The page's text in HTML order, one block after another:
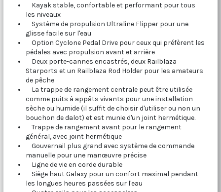
Kayak stable, confortable et performant pour tous
les niveaux
Système de propulsion Ultraline Flipper pour une
glisse facile sur l'eau
Option Cyclone Pedal Drive pour ceux qui préfèrent les
pédales avec propulsion avant et arrière
Deux porte-cannes encastrés, deux Railblaza
Starports et un Railblaza Rod Holder pour les amateurs
de pêche
La trappe de rangement centrale peut être utilisée
comme puits à appâts vivants pour une installation
sèche ou humide (il suffit de choisir d'utiliser ou non un
bouchon de dalot) et est munie d'un joint hermétique.
Trappe de rangement avant pour le rangement
général, avec joint hermétique
Gouvernail plus grand avec système de commande
manuelle pour une manœuvre précise
Ligne de vie en corde durable
Siège haut Galaxy pour un confort maximal pendant
les longues heures passées sur l'eau